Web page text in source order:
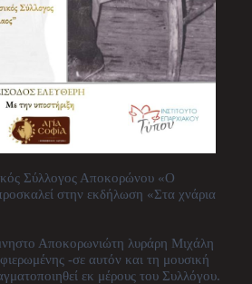
Σύλλογος Αποκορώνου «Ο
στην εκδήλωση «Στα χνάρια
Αποκορωνιώτη λυράρη Μιχάλη
-σε αυτόν και τη μουσική
εκ μέρους του Συλλόγου.